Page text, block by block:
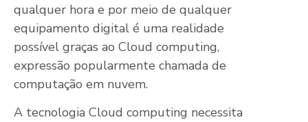
qualquer hora e por meio de qualquer
equipamento digital é uma realidade
possível graças ao Cloud computing,
expressão popularmente chamada de
computação em nuvem.
A tecnologia Cloud computing necessita